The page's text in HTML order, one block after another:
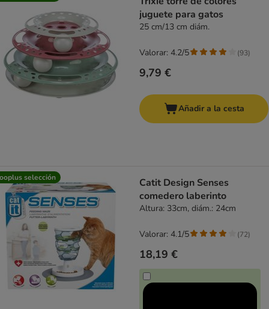
juguete para gatos
25 cm/13 cm diám.
9,79 €
Valorar: 4.2/5 (93)
Añadir a la cesta
selección
Catit Design Senses
comedero laberinto
Altura: 33cm, diám.: 24cm
18,19 €
Valorar: 4.1/5 (72)